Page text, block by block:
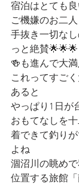
宿泊はとても
ご機嫌のお二人
手抜き一切な
っと絶賛🌟🌟🌟
🍻も進んで大
これってすご
あると
やっぱり1日が
おもてなしを
着できて釣り
よね
涸沼川の眺め
位置する旅館「